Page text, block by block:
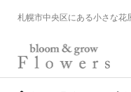
札幌市中央区にある小さな花